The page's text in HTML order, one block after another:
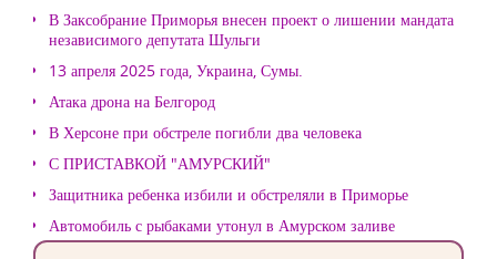
В Заксобрание Приморья внесен проект о лишении мандата
независимого депутата Шульги
13 апреля 2025 года, Украина, Сумы.
Атака дрона на Белгород
В Херсоне при обстреле погибли два человека
С ПРИСТАВКОЙ "АМУРСКИЙ"
Защитника ребенка избили и обстреляли в Приморье
Автомобиль с рыбаками утонул в Амурском заливе